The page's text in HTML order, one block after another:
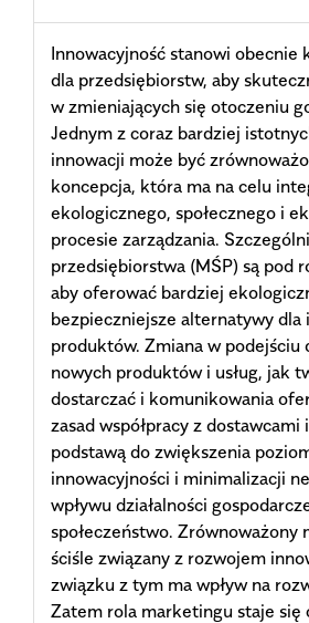
Innowacyjność stanowi obecnie
dla przedsiębiorstw, aby
w zmieniających się otoczeniu
Jednym z coraz bardziej
innowacji może być
koncepcja, która ma na celu
ekologicznego, społecznego i
procesie zarządzania.
przedsiębiorstwa (MŚP) są pod
aby oferować bardziej
bezpieczniejsze alternatywy dla
produktów. Zmiana w podejściu
nowych produktów i usług, jak
dostarczać i komunikowania
zasad współpracy z
podstawą do zwiększenia
innowacyjności i minimalizacji
wpływu działalności
społeczeństwo. Zrównoważony
ściśle związany z rozwojem
związku z tym ma wpływ na
Zatem rola marketingu staje się